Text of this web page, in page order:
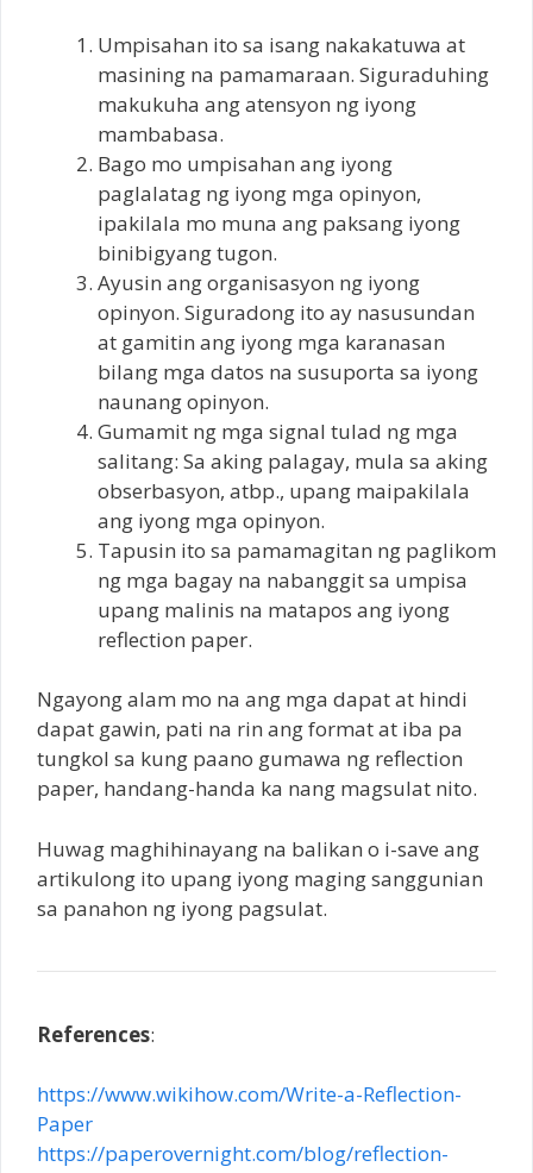
Umpisahan ito sa isang nakakatuwa at
masining na pamamaraan. Siguraduhing
makukuha ang atensyon ng iyong
mambabasa.
Bago mo umpisahan ang iyong
paglalatag ng iyong mga opinyon,
ipakilala mo muna ang paksang iyong
binibigyang tugon.
Ayusin ang organisasyon ng iyong
opinyon. Siguradong ito ay nasusundan
at gamitin ang iyong mga karanasan
bilang mga datos na susuporta sa iyong
naunang opinyon.
Gumamit ng mga signal tulad ng mga
salitang: Sa aking palagay, mula sa aking
obserbasyon, atbp., upang maipakilala
ang iyong mga opinyon.
Tapusin ito sa pamamagitan ng paglikom
ng mga bagay na nabanggit sa umpisa
upang malinis na matapos ang iyong
reflection paper.
Ngayong alam mo na ang mga dapat at hindi
dapat gawin, pati na rin ang format at iba pa
tungkol sa kung paano gumawa ng reflection
paper, handang-handa ka nang magsulat nito.
Huwag maghihinayang na balikan o i-save ang
artikulong ito upang iyong maging sanggunian
sa panahon ng iyong pagsulat.
References:
https://www.wikihow.com/Write-a-Reflection-
Paper
https://paperovernight.com/blog/reflection-